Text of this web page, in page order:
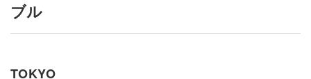
ブル
TOKYO